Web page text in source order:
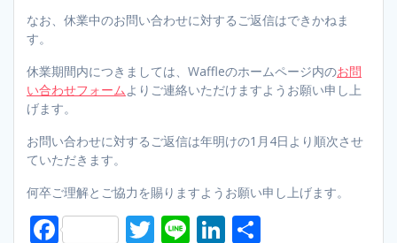
なお、休業中のお問い合わせに対するご返信はできかねま
す。
休業期間内につきましては、Waffleのホームページ内のお問
い合わせフォーム よりご連絡いただけますようお願い申し上
げます。
お問い合わせに対するご返信は年明けの1月4日より順次させ
ていただきます。
何卒ご理解とご協力を賜りますようお願い申し上げます。
F T Li Li